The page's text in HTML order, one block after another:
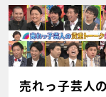
売れっ子芸人